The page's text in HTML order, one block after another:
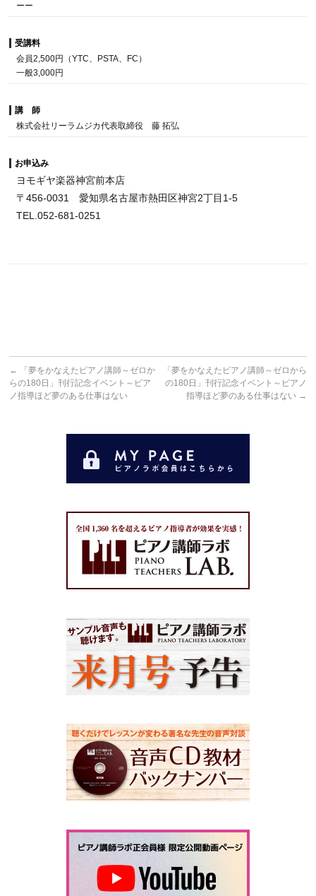
ーー
受講料
会員2,500円（YTC、PSTA、FC）
一般3,000円
講 師
株式会社リーラムジカ代表取締役 藤 拓弘
お申込み
ヨモギヤ楽器神宮前本店
〒456-0031 愛知県名古屋市熱田区神宮2丁目1-5
TEL.052-681-0251
←
「夢をかなえたピアノ講師～ゼロか
らの180日」刊行記念イベント～ピア
ノ指導ほど夢のある仕事はない
「夢をかなえたピアノ講師～ゼロから
の180日」刊行記念イベント～ピアノ
指導ほど夢のある仕事はない →